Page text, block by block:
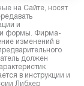
на Сайте, носят
и
и формы. Фирма-
изменений в
должен
в инструкции и
Либхер